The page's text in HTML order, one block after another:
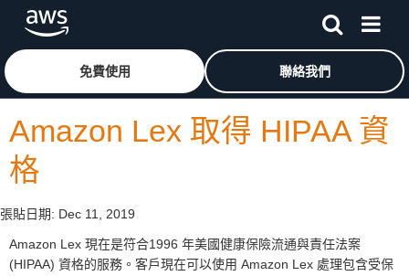
跳至主要內容按一下這裡可返回 Amazon Web Services 首頁
免費使用 聯絡我們
Amazon Lex 取得 HIPAA 資
格
張貼日期: Dec 11, 2019
Amazon Lex 現在是符合1996 年美國健康保險流通與責任法案
(HIPAA) 資格的服務。客戶現在可以使用 Amazon Lex 處理包含受保